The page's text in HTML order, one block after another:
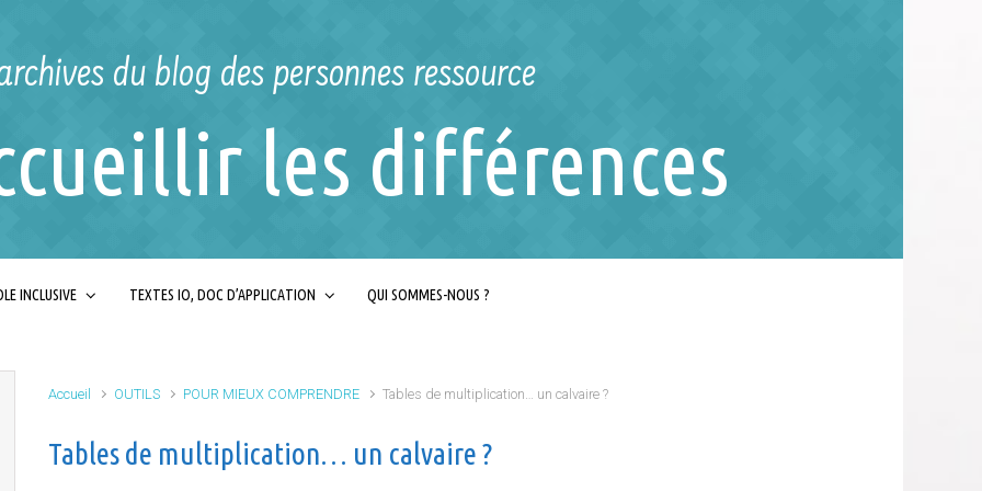
du blog des personnes ressource
les différences
INCLUSIVE TEXTES IO, DOC D’APPLICATION QUI SOMMES-NOUS ?
Accueil OUTILS POUR MIEUX COMPRENDRE Tables de multiplication… un calvaire ?
Tables de multiplication… un calvaire ?